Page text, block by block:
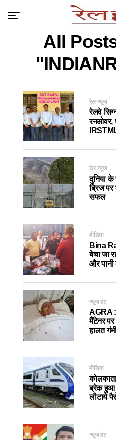
All
रेल न्यूज
रेलवे
रनओवर,
रेल न्यूज
दुनिया
ब्रिज पर
सफल
मीडिया
Bina
बेचा जा
और
न्यूज हंट
AGRA
मैंटेनर
हालत
मीडिया
ब्रेक हुआ
लौटाये
न्यूज हंट